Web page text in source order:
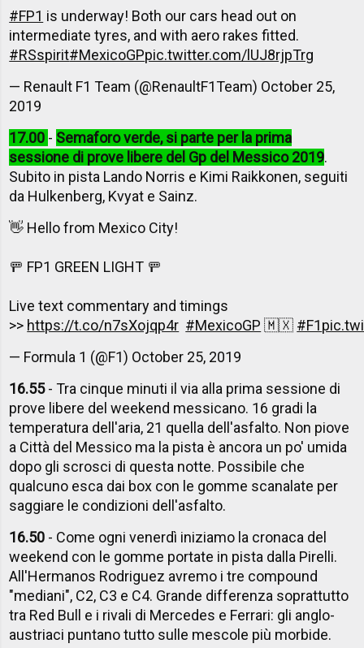
#FP1 is underway! Both our cars head out on
intermediate tyres, and with aero rakes fitted.
#RSspirit#MexicoGPpic.twitter.com/lUJ8rjpTrg
— Renault F1 Team (@RenaultF1Team) October 25,
2019
17.00 - Semaforo verde, si parte per la prima
sessione di prove libere del Gp del Messico 2019.
Subito in pista Lando Norris e Kimi Raikkonen, seguiti
da Hulkenberg, Kvyat e Sainz.
👋 Hello from Mexico City!
🚥 FP1 GREEN LIGHT 🚥
Live text commentary and timings
>> https://t.co/n7sXojqp4r #MexicoGP 🇲🇽 #F1
— Formula 1 (@F1) October 25, 2019
16.55- Tra cinque minuti il via alla prima sessione di
prove libere del weekend messicano. 16 gradi la
temperatura dell'aria, 21 quella dell'asfalto. Non piove
a Città del Messico ma la pista è ancora un po' umida
dopo gli scrosci di questa notte. Possibile che
qualcuno esca dai box con le gomme scanalate per
saggiare le condizioni dell'asfalto.
16.50 - Come ogni venerdì iniziamo la cronaca del
weekend con le gomme portate in pista dalla Pirelli.
All'Hermanos Rodriguez avremo i tre compound
"mediani", C2, C3 e C4. Grande differenza soprattutto
tra Red Bull e i rivali di Mercedes e Ferrari: gli anglo-
austriaci puntano tutto sulle mescole più morbide.